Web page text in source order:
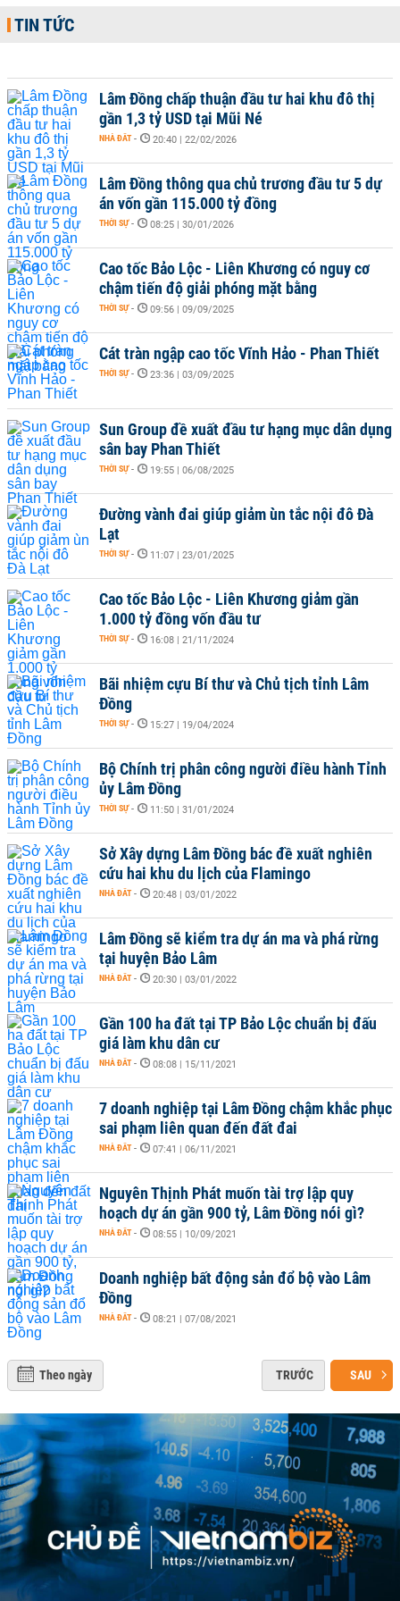
TIN TỨC
Lâm Đồng chấp thuận đầu tư hai khu đô thị
gần 1,3 tỷ USD tại Mũi Né
NHÀ ĐẤT - 20:40 | 22/02/2026
Lâm Đồng thông qua chủ trương đầu tư 5 dự
án vốn gần 115.000 tỷ đồng
THỜI SỰ - 08:25 | 30/01/2026
Cao tốc Bảo Lộc - Liên Khương có nguy cơ
chậm tiến độ giải phóng mặt bằng
THỜI SỰ - 09:56 | 09/09/2025
Cát tràn ngập cao tốc Vĩnh Hảo - Phan Thiết
THỜI SỰ - 23:36 | 03/09/2025
Sun Group đề xuất đầu tư hạng mục dân dụng
sân bay Phan Thiết
THỜI SỰ - 19:55 | 06/08/2025
Đường vành đai giúp giảm ùn tắc nội đô Đà
Lạt
THỜI SỰ - 11:07 | 23/01/2025
Cao tốc Bảo Lộc - Liên Khương giảm gần
1.000 tỷ đồng vốn đầu tư
THỜI SỰ - 16:08 | 21/11/2024
Bãi nhiệm cựu Bí thư và Chủ tịch tỉnh Lâm
Đồng
THỜI SỰ - 15:27 | 19/04/2024
Bộ Chính trị phân công người điều hành Tỉnh
ủy Lâm Đồng
THỜI SỰ - 11:50 | 31/01/2024
Sở Xây dựng Lâm Đồng bác đề xuất nghiên
cứu hai khu du lịch của Flamingo
NHÀ ĐẤT - 20:48 | 03/01/2022
Lâm Đồng sẽ kiểm tra dự án ma và phá rừng
tại huyện Bảo Lâm
NHÀ ĐẤT - 20:30 | 03/01/2022
Gần 100 ha đất tại TP Bảo Lộc chuẩn bị đấu
giá làm khu dân cư
NHÀ ĐẤT - 08:08 | 15/11/2021
7 doanh nghiệp tại Lâm Đồng chậm khắc phục
sai phạm liên quan đến đất đai
NHÀ ĐẤT - 07:41 | 06/11/2021
Nguyên Thịnh Phát muốn tài trợ lập quy
hoạch dự án gần 900 tỷ, Lâm Đồng nói gì?
NHÀ ĐẤT - 08:55 | 10/09/2021
Doanh nghiệp bất động sản đổ bộ vào Lâm
Đồng
NHÀ ĐẤT - 08:21 | 07/08/2021
Theo ngày TRƯỚC SAU